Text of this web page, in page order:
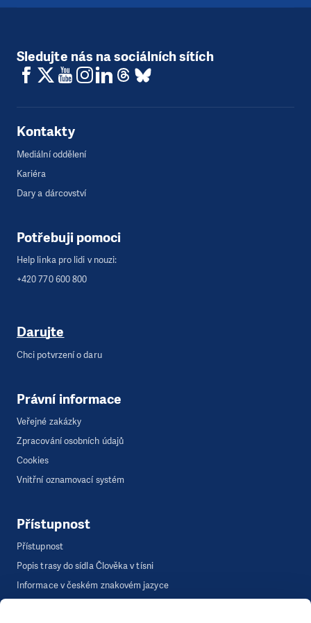
Sledujte nás na sociálních sítích
Kontakty
Mediální oddělení
Kariéra
Dary a dárcovství
Potřebuji pomoci
Help linka pro lidi v nouzi:
+420 770 600 800
Darujte
Chci potvrzení o daru
Právní informace
Veřejné zakázky
Zpracování osobních údajů
Cookies
Vnitřní oznamovací systém
Přístupnost
Přístupnost
Popis trasy do sídla Člověka v tísni
Informace v českém znakovém jazyce